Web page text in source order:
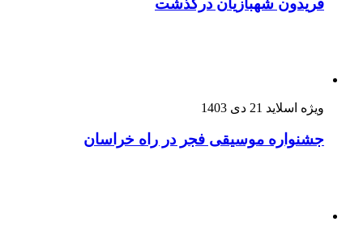
فریدون شهبازیان درگذشت
ویژه اسلاید 21 دی 1403
جشنواره موسیقی فجر در راه خراسان